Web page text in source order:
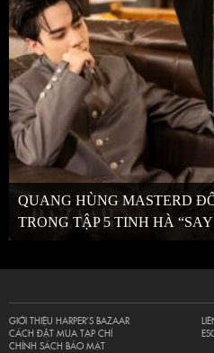
QUANG HÙNG MASTERD
TRONG TẬP 5 TINH HÀ
GIỚI THIỆU HARPER’S BAZAAR
CÁCH ĐẶT MUA TẠP CHÍ
CHÍNH SÁCH BẢO MẬT